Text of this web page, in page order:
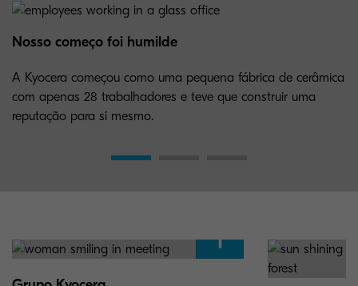
Nosso começo foi humilde
A Kyocera começou como uma pequena fábrica de cerâmica
com apenas 28 trabalhadores e teve que construir uma
reputação para si mesmo.